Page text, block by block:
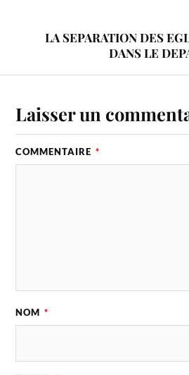
LA SEPARATION DES
DANS LE
Laisser un
COMMENTAIRE *
NOM *